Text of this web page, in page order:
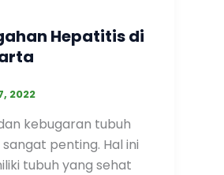
Hepatitis di
2022
kebugaran tubuh
penting. Hal ini
tubuh yang sehat